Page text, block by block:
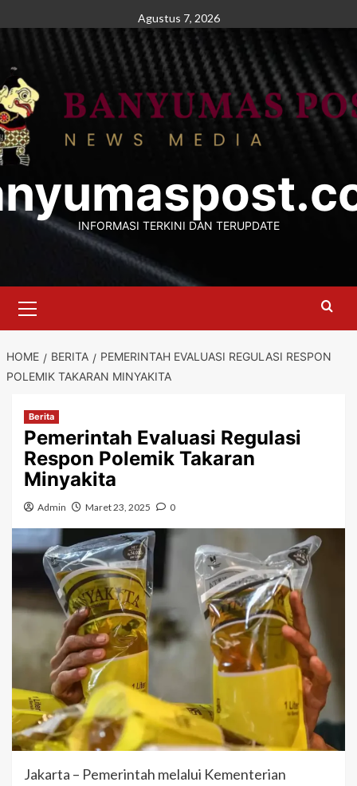
to
Agustus 7, 2026
INFORMASI TERKINI DAN TERUPDATE
Menu
HOME BERITA
PEMERINTAH EVALUASI REGULASI RESPON
POLEMIK TAKARAN MINYAKITA
Berita
Pemerintah Evaluasi Regulasi
Respon Polemik Takaran
Minyakita
Admin Maret 23, 2025 0
Jakarta – Pemerintah melalui Kementerian